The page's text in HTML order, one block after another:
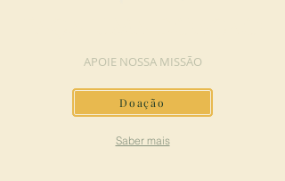
APOIE NOSSA MISSÃO
Doação
Saber mais